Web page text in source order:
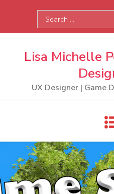
content
Search
for:
Lisa Michelle
UX Designer | Game